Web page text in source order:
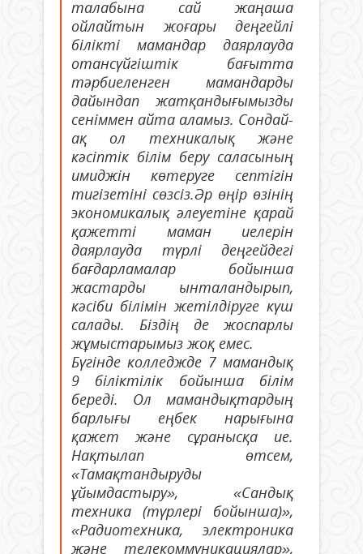
талабына сай жаңаша
ойлайтын жоғары деңгейлі
білікті мамандар даярлауда
отансүйгіштік бағытта
тәрбиеленген мамандарды
дайындап жатқандығымызды
сеніммен айта аламыз. Сондай-
ақ ол техникалық және
кәсіптік білім беру саласының
имиджін көтеруге септігін
тигізетіні сөзсіз.Әр өңір өзінің
экономикалық әлеуетіне қарай
қажетті маман иелерін
даярлауда түрлі деңгейдегі
бағдарламалар бойынша
жастарды ынталандырып,
кәсіби білімін жетілдіруге күш
салады. Біздің де жоспарлы
жұмыстарымыз жоқ емес.
Бүгінде колледжде 7 мамандық
9 біліктілік бойынша білім
береді. Ол мамандықтардың
барлығы еңбек нарығына
қажет және сұранысқа ие.
Нақтылап өтсем,
«Тамақтандыруды
ұйымдастыру», «Сандық
техника (түрлері бойынша)»,
«Радиотехника, электроника
және телекоммуникациялар»,